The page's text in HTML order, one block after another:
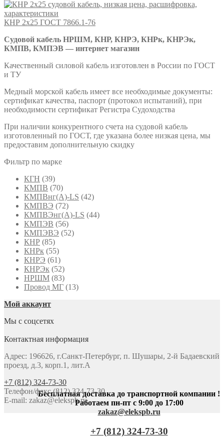
КНР 2х25 ГОСТ 7866.1-76
Судовой кабель НРШМ, КНР, КНРЭ, КНРк, КНРЭк,
КМПВ, КМПЭВ — интернет магазин
Качественный силовой кабель изготовлен в России по ГОСТ
и ТУ
Медный морской кабель имеет все необходимые документы:
сертификат качества, паспорт (протокол испытаний), при
необходимости сертификат Регистра Судоходства
При наличии конкурентного счета на судовой кабель
изготовленный по ГОСТ, где указана более низкая цена, мы
предоставим дополнительную скидку
Фильтр по марке
КГН (39)
КМПВ (70)
КМПВнг(А)-LS (42)
КМПВЭ (72)
КМПВЭнг(А)-LS (44)
КМПЭВ (56)
КМПЭВЭ (52)
КНР (85)
КНРк (55)
КНРЭ (61)
КНРЭк (52)
НРШМ (83)
Провод МГ (13)
Мой аккаунт
Мы с соцсетях
Контактная информация
Адрес: 196626, г.Санкт-Петербург, п. Шушары, 2-й Бадаевский
проезд, д.3, корп.1, лит.А
+7 (812) 324-73-30
Телефон/факс (812) 324-73-30
E-mail: zakaz@elekspb.ru
Бесплатная доставка до транспортной компании !
Работаем пн-пт с 9:00 до 17:00
zakaz@elekspb.ru
+7 (812) 324-73-30